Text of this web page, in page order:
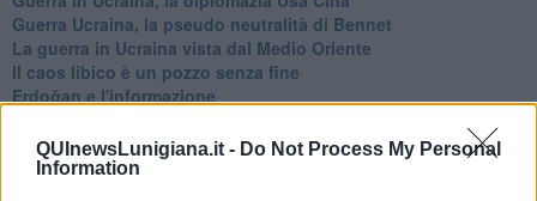
QUInewsLunigiana.it - Do Not Process My Personal
Information
Guerra Ucraina, la pseudo neutralità di Bennet
La guerra in Ucraina vista dal Medio Oriente
​Il caos libico è un pozzo senza fine
Erdoğan e l'informazione
Capitol Hill un anno dopo
Desmond Tutu "la voce dei senza voce"